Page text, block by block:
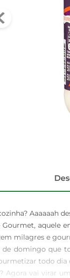
Aaaaaah
Gourmet, aquele
milagres e
de domingo que
todo
Agora vai virar